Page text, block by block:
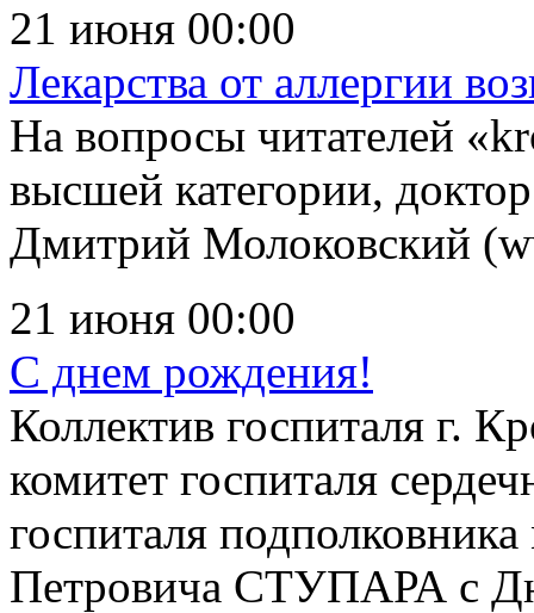
21 июня 00:00
Лекарства от аллергии
На вопросы читателей
высшей категории,
Дмитрий Молоковский
21 июня 00:00
С днем рождения!
Коллектив госпиталя г.
комитет госпиталя
госпиталя
Петровича СТУПАРА с